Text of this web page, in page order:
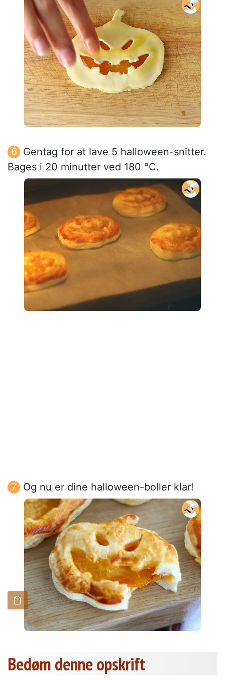
Gentag for at lave 5 halloween-snitter.
Bages i 20 minutter ved 180 °C.
Og nu er dine halloween-boller klar!
Bedøm denne opskrift